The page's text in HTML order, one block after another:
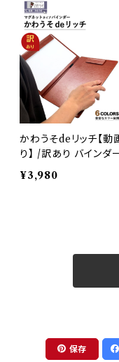
かわうそdeリッチ【動
り】 /訳あり バインダ
A3 おしゃれ 多機能 マグネ
ットボード 二つ折 PU
¥3,980
保存